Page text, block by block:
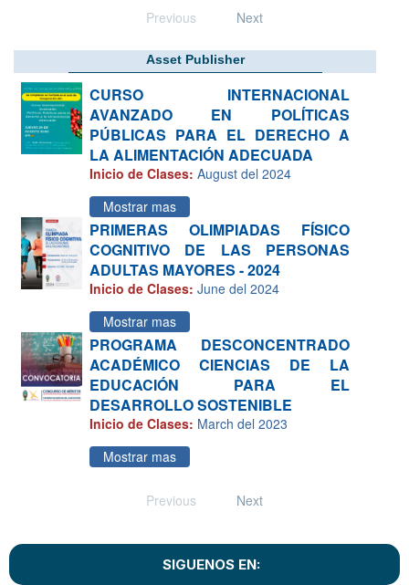
Previous Next
Asset Publisher
CURSO INTERNACIONAL
AVANZADO EN POLÍTICAS
PÚBLICAS PARA EL DERECHO A
LA ALIMENTACIÓN ADECUADA
Inicio de Clases: August del 2024
Mostrar mas
PRIMERAS OLIMPIADAS FÍSICO
COGNITIVO DE LAS PERSONAS
ADULTAS MAYORES - 2024
Inicio de Clases: June del 2024
Mostrar mas
PROGRAMA DESCONCENTRADO
ACADÉMICO CIENCIAS DE LA
EDUCACIÓN PARA EL
DESARROLLO SOSTENIBLE
Inicio de Clases: March del 2023
Mostrar mas
Previous Next
SIGUENOS EN: